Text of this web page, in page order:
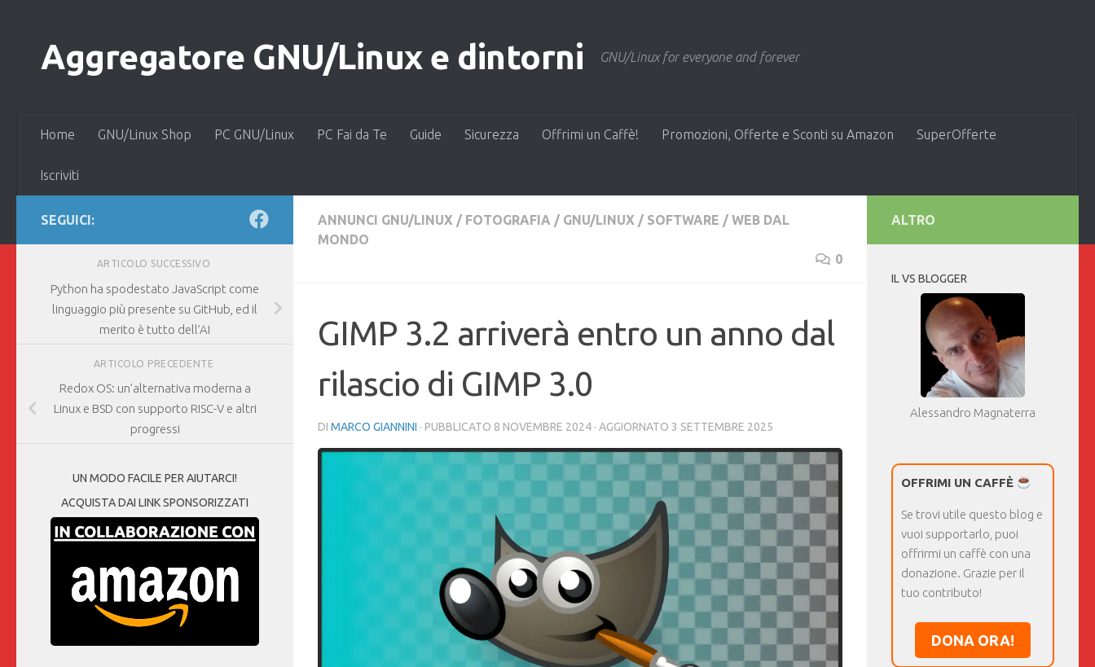
Aggregatore GNU/Linux e dintorni GNU/Linux for everyone and forever
Home GNU/Linux Shop PC GNU/Linux PC Fai da Te Guide Sicurezza Offrimi un Caffè! Promozioni, Offerte e Sconti su Amazon SuperOfferte
Iscriviti
ANNUNCI GNU/LINUX / FOTOGRAFIA / GNU/LINUX / SOFTWARE / WEB DAL
MONDO
0
GIMP 3.2 arriverà entro un anno dal
rilascio di GIMP 3.0
DI MARCO GIANNINI · PUBBLICATO 8 NOVEMBRE 2024 · AGGIORNATO 3 SETTEMBRE 2025
SEGUICI:
ARTICOLO SUCCESSIVO
Python ha spodestato JavaScript come
linguaggio più presente su GitHub, ed il
merito è tutto dell’AI
ARTICOLO PRECEDENTE
Redox OS: un’alternativa moderna a
Linux e BSD con supporto RISC-V e altri
progressi
UN MODO FACILE PER AIUTARCI!
ACQUISTA DAI LINK SPONSORIZZATI
ALTRO
IL VS BLOGGER
Alessandro Magnaterra
OFFRIMI UN CAFFÈ
Se trovi utile questo blog e
vuoi supportarlo, puoi
offrirmi un caffè con una
donazione. Grazie per il
tuo contributo!
DONA ORA!